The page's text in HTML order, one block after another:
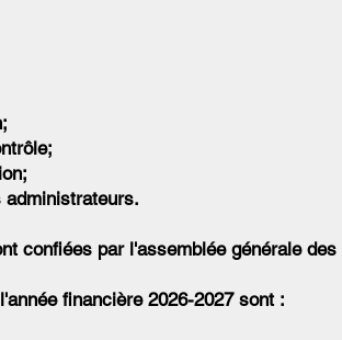
confiées par l'assemblée générale
financière 2026-2027 sont :